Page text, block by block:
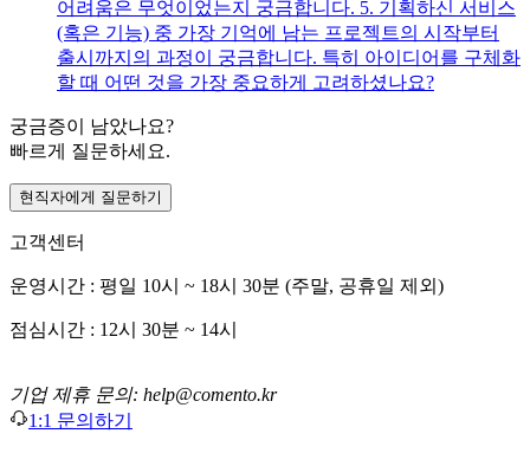
어려움은 무엇이었는지 궁금합니다. 5. 기획하신 서비스
(혹은 기능) 중 가장 기억에 남는 프로젝트의 시작부터
출시까지의 과정이 궁금합니다. 특히 아이디어를 구체화
할 때 어떤 것을 가장 중요하게 고려하셨나요?
궁금증이 남았나요?
빠르게 질문하세요.
현직자에게 질문하기
고객센터
운영시간 : 평일 10시 ~ 18시 30분 (주말, 공휴일 제외)
점심시간 : 12시 30분 ~ 14시
기업 제휴 문의: help@comento.kr
1:1 문의하기